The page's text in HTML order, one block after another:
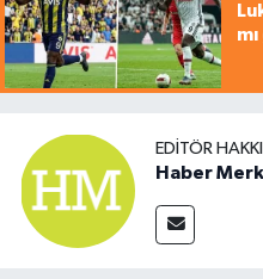
EDITÖR
Haber